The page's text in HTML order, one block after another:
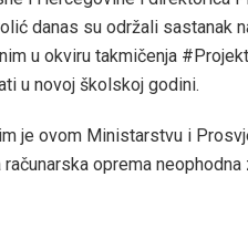
danas su održali sastanak
u okviru takmičenja
u novoj školskoj godini.
je ovom Ministarstvu i
oprema